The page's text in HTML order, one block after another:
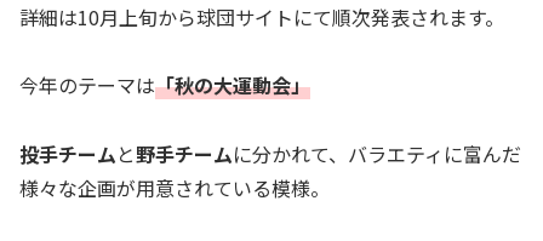
詳細は10月上旬から球団サイトにて順次発表されます。
今年のテーマは「秋の大運動会」
投手チームと野手チームに分かれて、バラエティに富んだ
様々な企画が用意されている模様。